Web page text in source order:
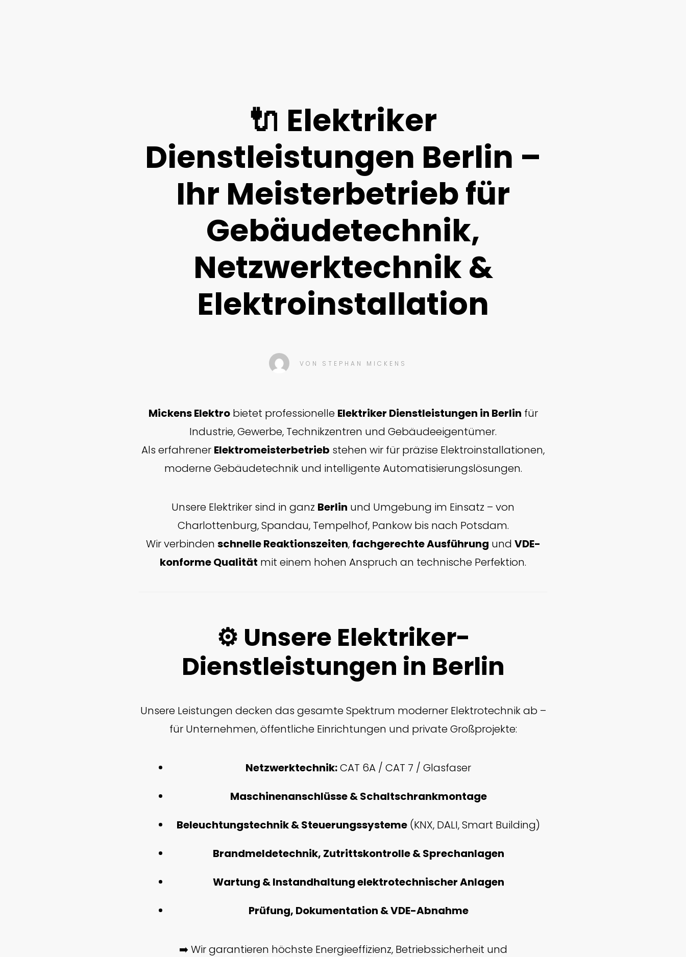
🔌 Elektriker
Dienstleistungen Berlin –
Ihr Meisterbetrieb für
Gebäudetechnik,
Netzwerktechnik &
Elektroinstallation
VON STEPHAN MICKENS
Mickens Elektrobietet professionelle Elektriker Dienstleistungen in Berlin für
Industrie, Gewerbe, Technikzentren und Gebäudeeigentümer.
Als erfahrener Elektromeisterbetrieb stehen wir für präzise Elektroinstallationen,
moderne Gebäudetechnik und intelligente Automatisierungslösungen.
Unsere Elektriker sind in ganz Berlin und Umgebung im Einsatz – von
Charlottenburg, Spandau, Tempelhof, Pankow bis nach Potsdam.
Wir verbinden schnelle Reaktionszeiten, fachgerechte Ausführung und VDE-
konforme Qualität mit einem hohen Anspruch an technische Perfektion.
⚙️ Unsere Elektriker-
Dienstleistungen in Berlin
Unsere Leistungen decken das gesamte Spektrum moderner Elektrotechnik ab –
für Unternehmen, öffentliche Einrichtungen und private Großprojekte:
Netzwerktechnik:CAT 6A / CAT 7 / Glasfaser
Maschinenanschlüsse & Schaltschrankmontage
Beleuchtungstechnik & Steuerungssysteme (KNX, DALI, Smart Building)
Brandmeldetechnik, Zutrittskontrolle & Sprechanlagen
Wartung & Instandhaltung elektrotechnischer Anlagen
Prüfung, Dokumentation & VDE-Abnahme
➡️ Wir garantieren höchste Energieeffizienz, Betriebssicherheit und